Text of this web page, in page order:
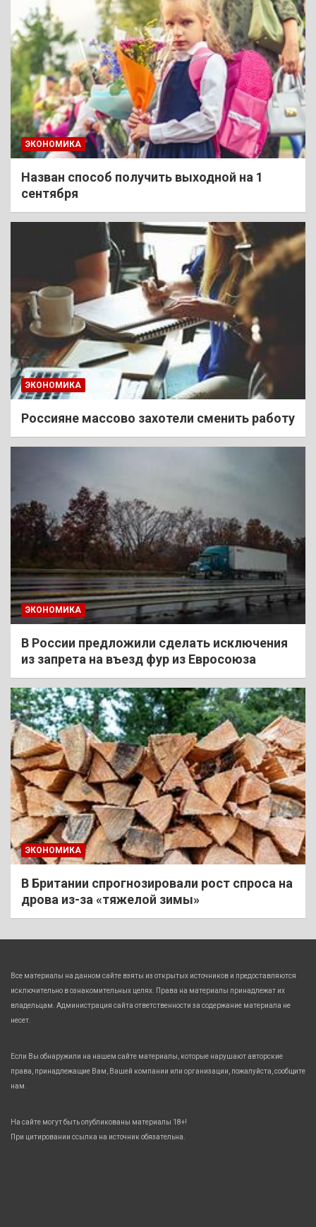
ЭКОНОМИКА
Назван способ получить выходной на 1
сентября
ЭКОНОМИКА
Россияне массово захотели сменить работу
ЭКОНОМИКА
В России предложили сделать исключения
из запрета на въезд фур из Евросоюза
ЭКОНОМИКА
В Британии спрогнозировали рост спроса на
дрова из-за «тяжелой зимы»
Все материалы на данном сайте взяты из открытых источников и предоставляются
исключительно в ознакомительных целях. Права на материалы принадлежат их
владельцам. Администрация сайта ответственности за содержание материала не
несет.
Если Вы обнаружили на нашем сайте материалы, которые нарушают авторские
права, принадлежащие Вам, Вашей компании или организации, пожалуйста, сообщите
нам.
На сайте могут быть опубликованы материалы 18+!
При цитировании ссылка на источник обязательна.